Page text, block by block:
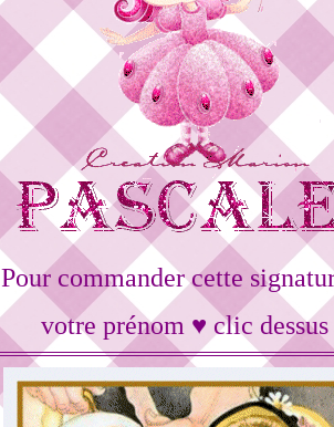
Pour commander cette
votre prénom ♥ clic dessus